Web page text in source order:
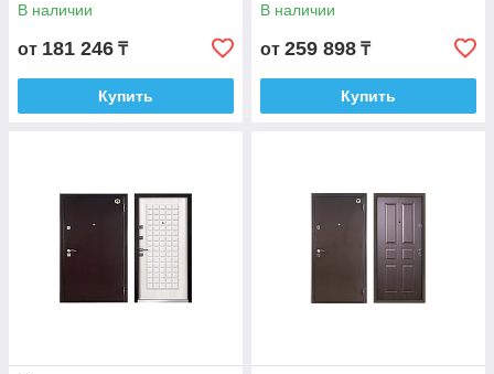
В наличии
от 181 246 ₸
Купить
В наличии
от 259 898 ₸
Купить